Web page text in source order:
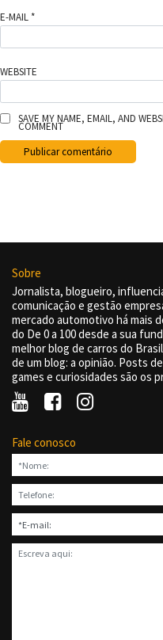
E-MAIL *
WEBSITE
SAVE MY NAME, EMAIL, AND
COMMENT
Sobre
Jornalista, blogueiro,
comunicação e gestão
mercado automotivo há mais
do De 0 a 100 desde a sua
melhor blog de carros do
de um blog: a opinião. Posts
games e curiosidades são os
Fale conosco